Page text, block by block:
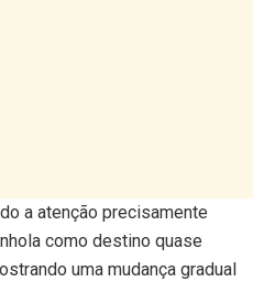
a atenção precisamente
como destino quase
uma mudança gradual